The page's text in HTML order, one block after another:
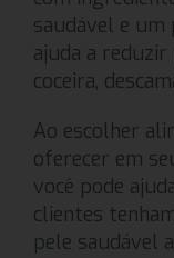
saudável e
ajuda a
coceira,
Ao escolher
oferecer em
você pode
clientes
pele saudável